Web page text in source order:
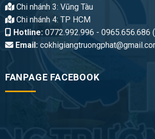
Chi nhánh 3: Vũng Tàu
Chi nhánh 4: TP HCM
Hotline:0772.992.996 - 0965.656.686
Email:
FANPAGE FACEBOOK